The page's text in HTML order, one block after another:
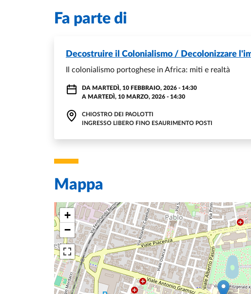
Fa parte di
Decostruire il Colonialismo / Decolonizzare
Il colonialismo portoghese in Africa: miti e realtà
DA MARTEDÌ, 10 FEBBRAIO, 2026 - 14:30
A MARTEDÌ, 10 MARZO, 2026 - 14:30
CHIOSTRO DEI PAOLOTTI
INGRESSO LIBERO FINO ESAURIMENTO POSTI
Mappa
+
−